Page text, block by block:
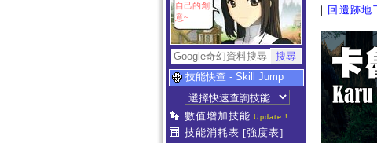
自己的創
意~
技能快查 - Skill Jump
數值增加技能 Update !
技能消耗表 [強度表]
｜ 回遺跡地